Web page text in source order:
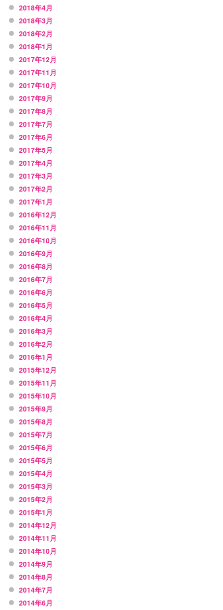
2018年4月
2018年3月
2018年2月
2018年1月
2017年12月
2017年11月
2017年10月
2017年9月
2017年8月
2017年7月
2017年6月
2017年5月
2017年4月
2017年3月
2017年2月
2017年1月
2016年12月
2016年11月
2016年10月
2016年9月
2016年8月
2016年7月
2016年6月
2016年5月
2016年4月
2016年3月
2016年2月
2016年1月
2015年12月
2015年11月
2015年10月
2015年9月
2015年8月
2015年7月
2015年6月
2015年5月
2015年4月
2015年3月
2015年2月
2015年1月
2014年12月
2014年11月
2014年10月
2014年9月
2014年8月
2014年7月
2014年6月